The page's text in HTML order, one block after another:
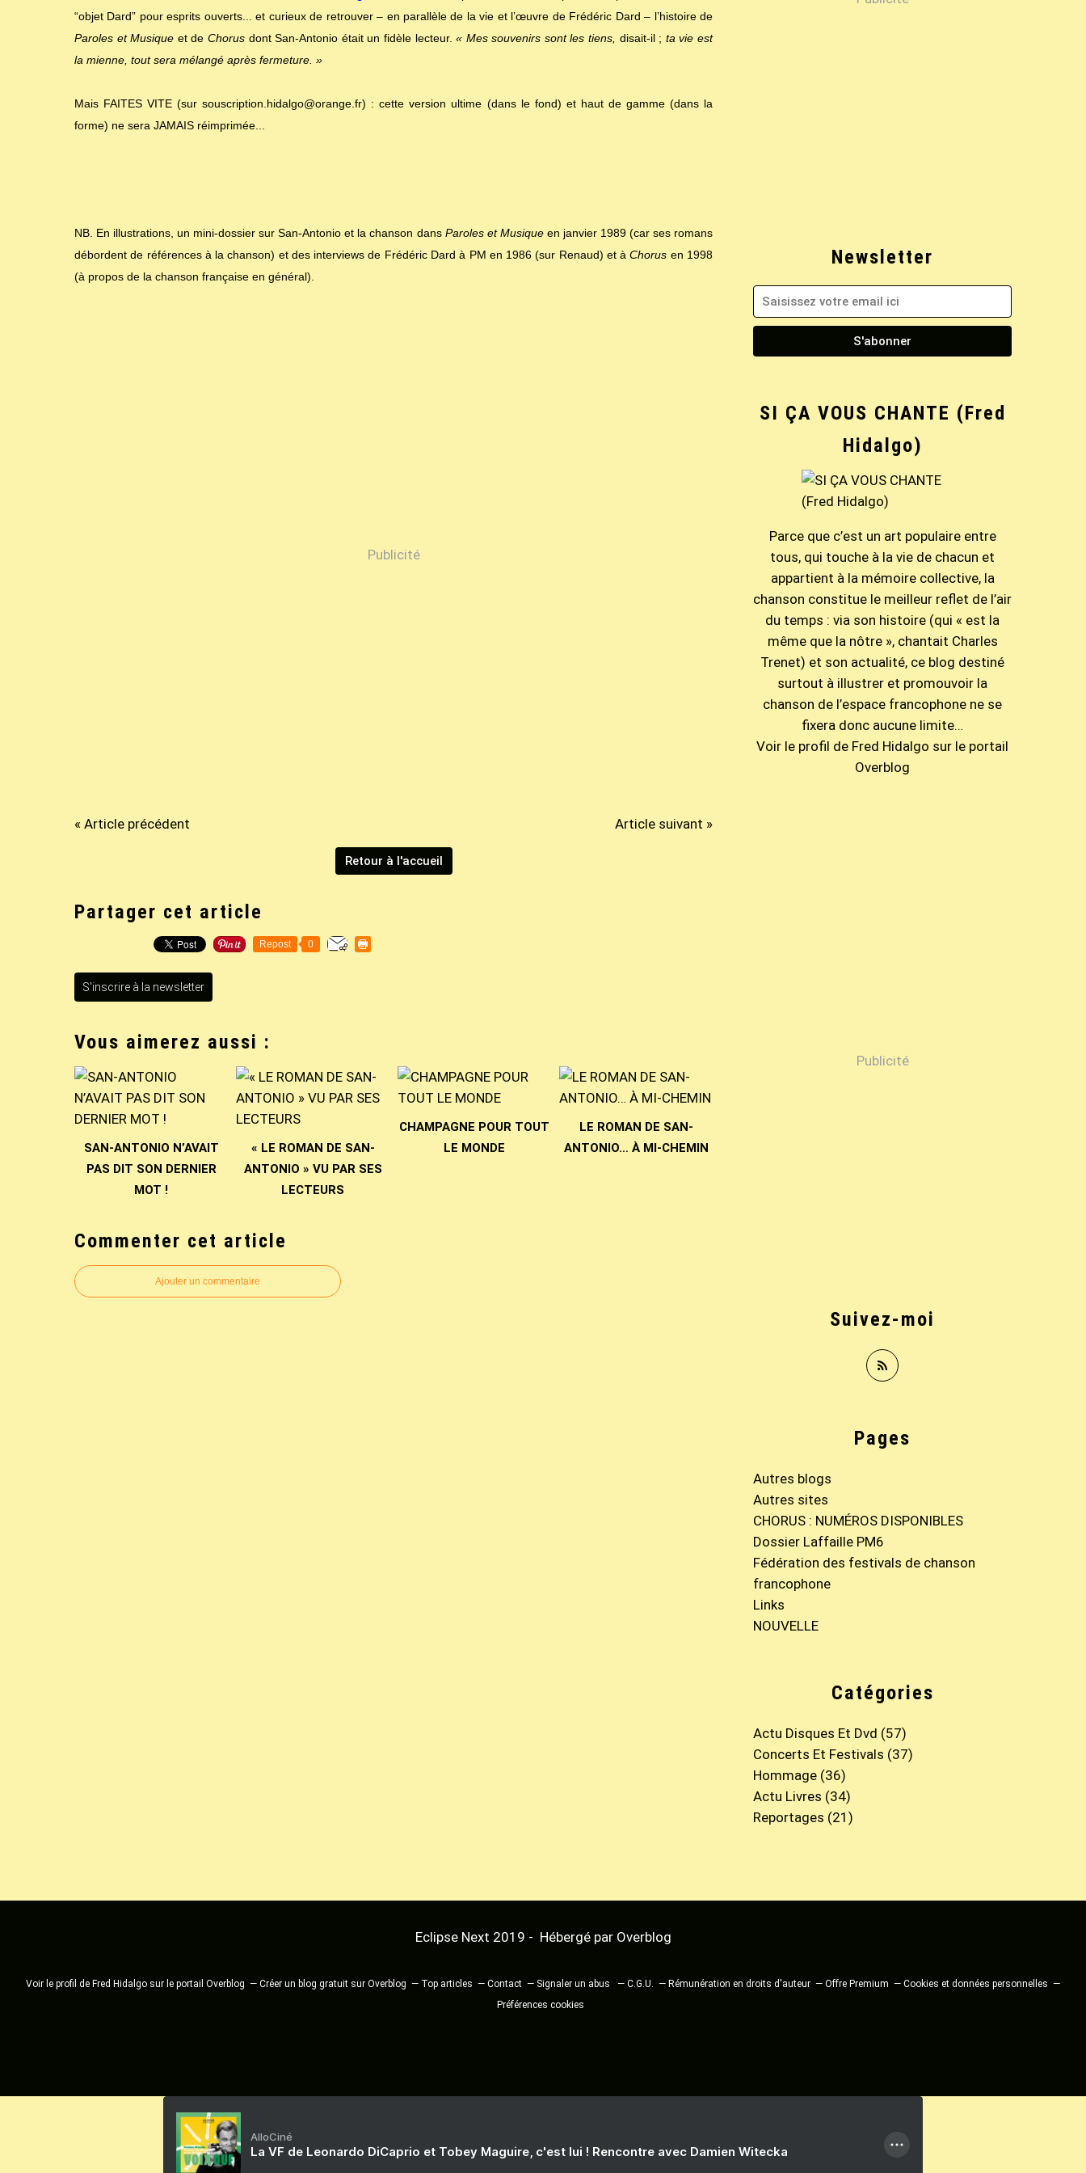
“objet Dard” pour esprits ouverts... et curieux de retrouver – en parallèle de la vie et l’œuvre de Frédéric Dard – l’histoire de
Paroles et Musique et de Chorusdont San-Antonio était un fidèle lecteur.« Mes souvenirs sont les tiens, disait-il ; ta vie est
la mienne, tout sera mélangé après fermeture. »
Mais FAITES VITE (sur souscription.hidalgo@orange.fr) : cette version ultime (dans le fond) et haut de gamme (dans la
forme) ne sera JAMAIS réimprimée...
NB. En illustrations, un mini-dossier sur San-Antonio et la chanson dans Paroles et Musiqueen janvier 1989 (car ses romans
débordent de références à la chanson) et des interviews de Frédéric Dard à PM en 1986 (sur Renaud) et àChorus en 1998
(à propos de la chanson française en général).
Publicité
« Article précédent Article suivant »
Retour à l'accueil
Partager cet article
Repost 0
S'inscrire à la newsletter
Vous aimerez aussi :
SAN-ANTONIO N’AVAIT
PAS DIT SON DERNIER
MOT !
« LE ROMAN DE SAN-
ANTONIO » VU PAR SES
LECTEURS
CHAMPAGNE POUR TOUT
LE MONDE
LE ROMAN DE SAN-
ANTONIO… À MI-CHEMIN
Commenter cet article
Ajouter un commentaire
Newsletter
Catégories
Actu Disques Et Dvd (57)
Concerts Et Festivals (37)
Hommage (36)
Actu Livres (34)
Reportages (21)
Pages
Autres blogs
Autres sites
CHORUS : NUMÉROS DISPONIBLES
Dossier Laffaille PM6
Fédération des festivals de chanson
francophone
Links
NOUVELLE
SI ÇA VOUS CHANTE (Fred
Hidalgo)
Parce que c’est un art populaire entre
tous, qui touche à la vie de chacun et
appartient à la mémoire collective, la
chanson constitue le meilleur reflet de l’air
du temps : via son histoire (qui « est la
même que la nôtre », chantait Charles
Trenet) et son actualité, ce blog destiné
surtout à illustrer et promouvoir la
chanson de l’espace francophone ne se
fixera donc aucune limite…
Voir le profil de Fred Hidalgo sur le portail
Overblog
Suivez-moi
Publicité
Eclipse Next 2019 - Hébergé par Overblog
Voir le profil de Fred Hidalgo sur le portail Overblog Créer un blog gratuit sur Overblog Top articles Contact Signaler un abus C.G.U. Rémunération en droits d'auteur Offre Premium
Cookies et données personnelles
Préférences cookies
AlloCiné
La VF de Leonardo DiCaprio et Tobey Maguire, c'est lui ! Rencontre avec Damien Witecka